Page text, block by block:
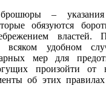
–
обязуются
властей.
всяком удобном
мер для
произойти от
об этих правилах